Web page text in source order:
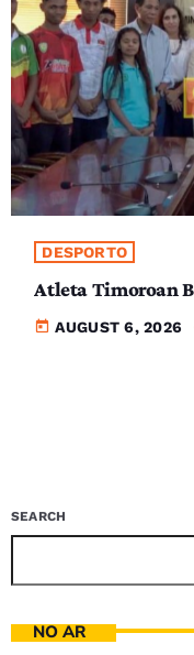
DESPORTO
Atleta Timoroan
today AUGUST 6, 2026
SEARCH
NO AR